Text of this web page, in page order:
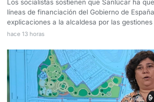
Los socialistas sostienen que Sanlúcar ha
líneas de financiación del Gobierno de
explicaciones a la alcaldesa por las
hace 13 horas